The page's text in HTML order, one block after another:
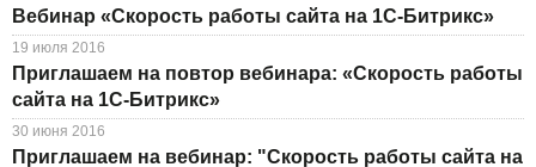
Вебинар «Скорость работы сайта на 1С-Битрикс»
19 июля 2016
Приглашаем на повтор вебинара: «Скорость работы
сайта на 1С-Битрикс»
30 июня 2016
Приглашаем на вебинар: "Скорость работы сайта на